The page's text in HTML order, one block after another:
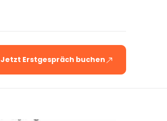
Jetzt Erstgespräch buchen